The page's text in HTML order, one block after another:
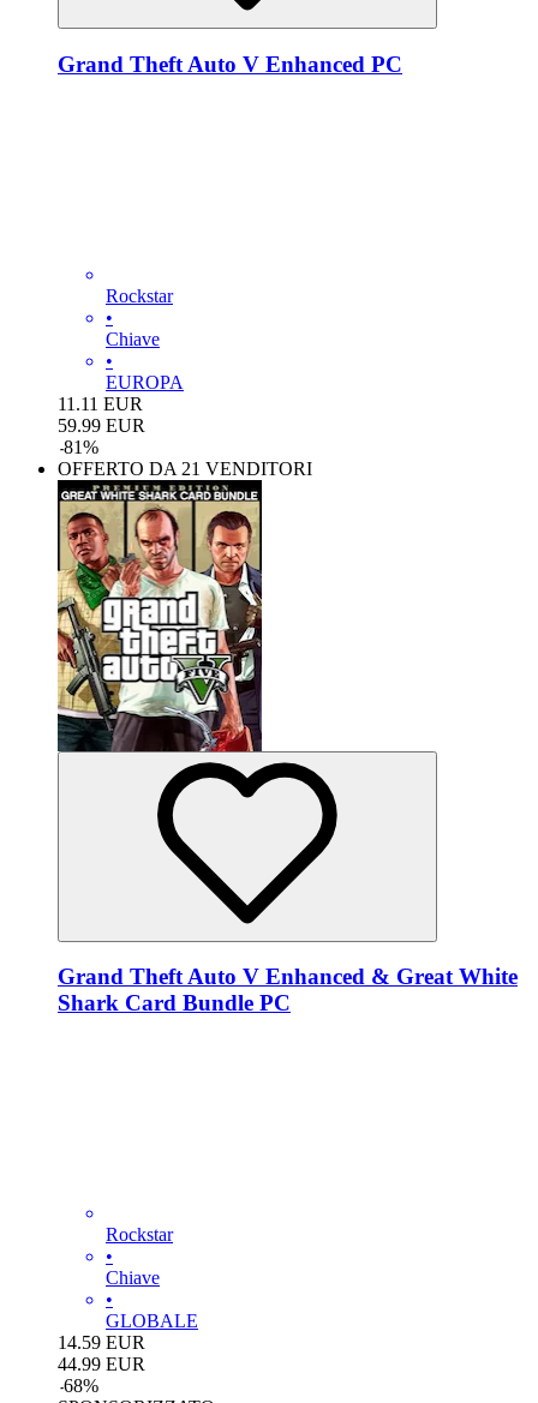
Grand Theft Auto V Enhanced PC
Rockstar
•
Chiave
•
EUROPA
11.11 EUR
59.99 EUR
-81%
OFFERTO DA 21 VENDITORI
Grand Theft Auto V Enhanced & Great White
Shark Card Bundle PC
Rockstar
•
Chiave
•
GLOBALE
14.59 EUR
44.99 EUR
-68%